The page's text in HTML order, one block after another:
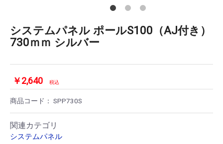
システムパネル ポールS100（AJ付き）
730ｍｍ シルバー
￥2,640 税込
商品コード： SPP730S
関連カテゴリ
システムパネル